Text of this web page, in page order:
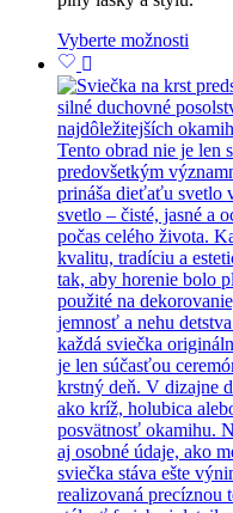
Vyberte možnosti